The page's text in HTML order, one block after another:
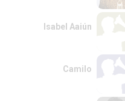
Isabel Aaiún
Camilo